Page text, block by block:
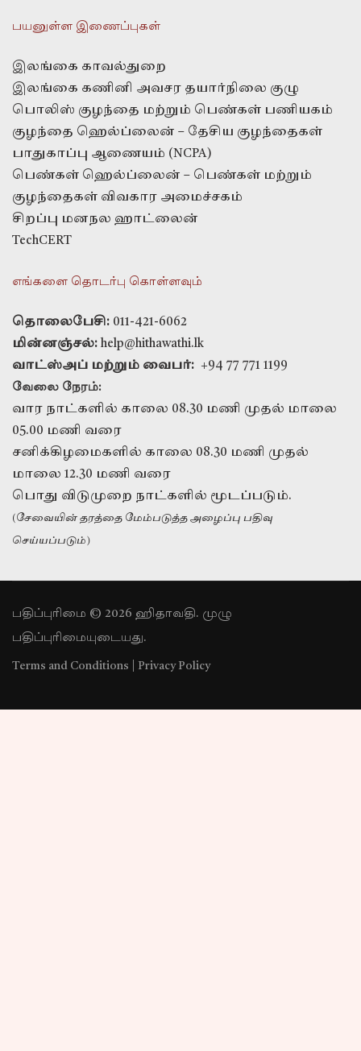
பயனுள்ள இணைப்புகள்
இலங்கை காவல்துறை
இலங்கை கணினி அவசர தயார்நிலை குழு
பொலிஸ் குழந்தை மற்றும் பெண்கள் பணியகம்
குழந்தை ஹெல்ப்லைன் – தேசிய குழந்தைகள்
பாதுகாப்பு ஆணையம் (NCPA)
பெண்கள் ஹெல்ப்லைன் – பெண்கள் மற்றும்
குழந்தைகள் விவகார அமைச்சகம்
சிறப்பு மனநல ஹாட்லைன்
TechCERT
எங்களை தொடர்பு கொள்ளவும்
தொலைபேசி: 011-421-6062
மின்னஞ்சல்: help@hithawathi.lk
வாட்ஸ்அப் மற்றும் வைபர்: +94 77 771 1199
வேலை நேரம்:
வார நாட்களில் காலை 08.30 மணி முதல் மாலை
05.00 மணி வரை
சனிக்கிழமைகளில் காலை 08.30 மணி முதல்
மாலை 12.30 மணி வரை
பொது விடுமுறை நாட்களில் மூடப்படும்.
(சேவையின் தரத்தை மேம்படுத்த அழைப்பு பதிவு
செய்யப்படும்)
பதிப்புரிமை © 2026 ஹிதாவதி. முழு
பதிப்புரிமையுடையது.
Terms and Conditions Privacy Policy